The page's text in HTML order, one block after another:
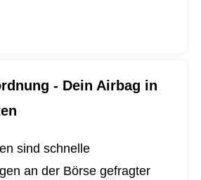
- Dein Airbag in
sind schnelle
an der Börse gefragter